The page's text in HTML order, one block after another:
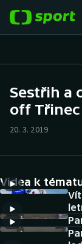
Hokej
Cyklistika
DALŠÍ SPORTY
Sestřih a
off
20. 3. 2019
Videa k